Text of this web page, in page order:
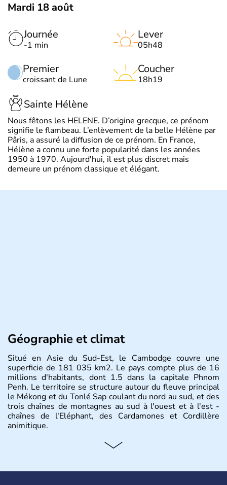
Mardi 18 août
Journée
-1 min
Premier
croissant de Lune
Lever
05h48
Coucher
18h19
Sainte Hélène
Nous fêtons les HELENE. D’origine grecque, ce prénom
signifie le flambeau. L’enlèvement de la belle Hélène par
Pâris, a assuré la diffusion de ce prénom. En France,
Hélène a connu une forte popularité dans les années
1950 à 1970. Aujourd'hui, il est plus discret mais
demeure un prénom classique et élégant.
Géographie et climat
Situé en Asie du Sud-Est, le Cambodge couvre une
superficie de 181 035 km2. Le pays compte plus de 16
millions d'habitants, dont 1.5 dans la capitale Phnom
Penh. Le territoire se structure autour du fleuve principal
le Mékong et du Tonlé Sap coulant du nord au sud, et des
trois chaînes de montagnes au sud à l'ouest et à l'est -
chaînes de l'Eléphant, des Cardamones et Cordillère
animitique.